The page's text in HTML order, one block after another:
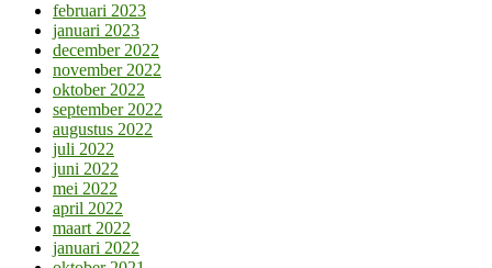
februari 2023
januari 2023
december 2022
november 2022
oktober 2022
september 2022
augustus 2022
juli 2022
juni 2022
mei 2022
april 2022
maart 2022
januari 2022